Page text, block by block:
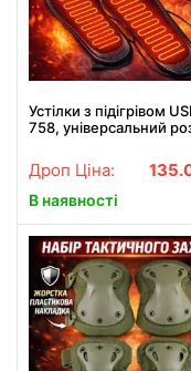
Устілки з підігрівом
758, універсальний
живленням 5 В для
довжина проводів 1
Дроп Ціна:
В наявності